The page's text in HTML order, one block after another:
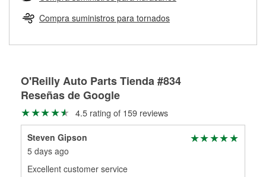
Herramientas de O'Reilly
pueden ser reutilizados, podemos ayudarte a encontrar las
partes de reemplazo correctas para tu reparación.
Rectificación de tambores y discos de freno
Compra suministros para tornados
O'Reilly Auto Parts Tienda #834
Reseñas de Google
4.5 rating of 159 reviews
Steven Gipson
5 days ago
Excellent customer service